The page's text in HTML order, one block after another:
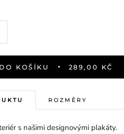
KOŠÍKU 289,00 KČ
s našimi designovými plakáty.
ROZMĚRY